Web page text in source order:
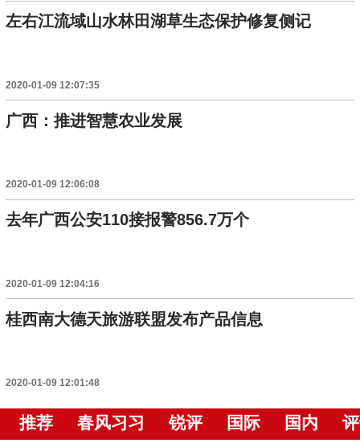
左右江流域山水林田湖草生态保护修复侧记
2020-01-09 12:07:35
广西：推进智慧农业发展
2020-01-09 12:06:08
去年广西公安110接报警856.7万个
2020-01-09 12:04:16
桂西南大德天旅游联盟发布产品信息
2020-01-09 12:01:48
推荐 春风习习 锐评 国际 国内